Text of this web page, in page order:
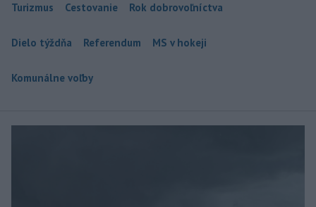
Turizmus Cestovanie Rok dobrovoľníctva
Dielo týždňa Referendum MS v hokeji
Komunálne voľby